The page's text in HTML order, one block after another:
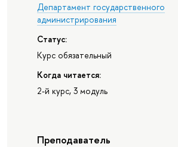
Департамент государственного
администрирования
Статус:
Курс обязательный
Когда читается:
2-й курс, 3 модуль
Преподаватель